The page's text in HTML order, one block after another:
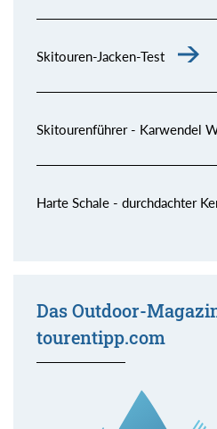
Skitouren-Jacken-Test
Skitourenführer - Karwendel
Harte Schale - durchdachter
Das Outdoor-
tourentipp.com